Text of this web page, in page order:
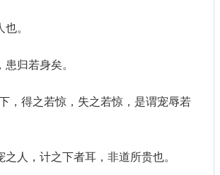
。
归若身矣。
，得之若惊，失之若惊，是谓宠辱若
人，计之下者耳，非道所贵也。